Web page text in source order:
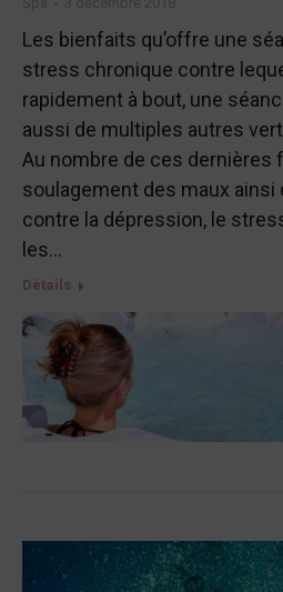
Les bienfaits qu’offre une
stress chronique contre
rapidement à bout, une
aussi de multiples autres
Au nombre de ces dernières
soulagement des maux ainsi
contre la dépression, le
les…
Détails